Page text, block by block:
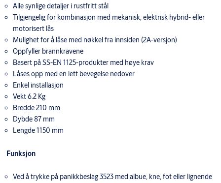
Alle synlige detaljer i rustfritt stål
Tilgjengelig for kombinasjon med mekanisk, elektrisk hybrid- eller
motorisert lås
Mulighet for å låse med nøkkel fra innsiden (2A-versjon)
Oppfyller brannkravene
Basert på SS-EN 1125-produkter med høye krav
Låses opp med en lett bevegelse nedover
Enkel installasjon
Vekt 6.2 Kg
Bredde 210 mm
Dybde 87 mm
Lengde 1150 mm
Funksjon
Ved å trykke på panikkbeslag 3523 med albue, kne, fot eller lignende